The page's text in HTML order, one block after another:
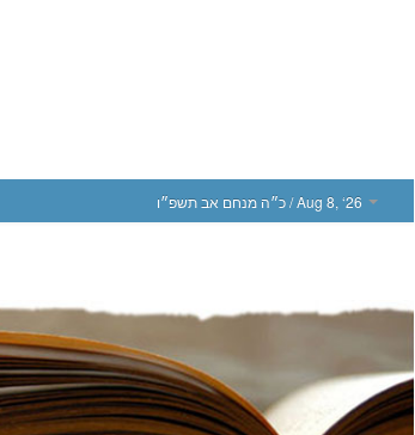
כ״ה מנחם אב תשפ״ו/ Aug 8, ‘26